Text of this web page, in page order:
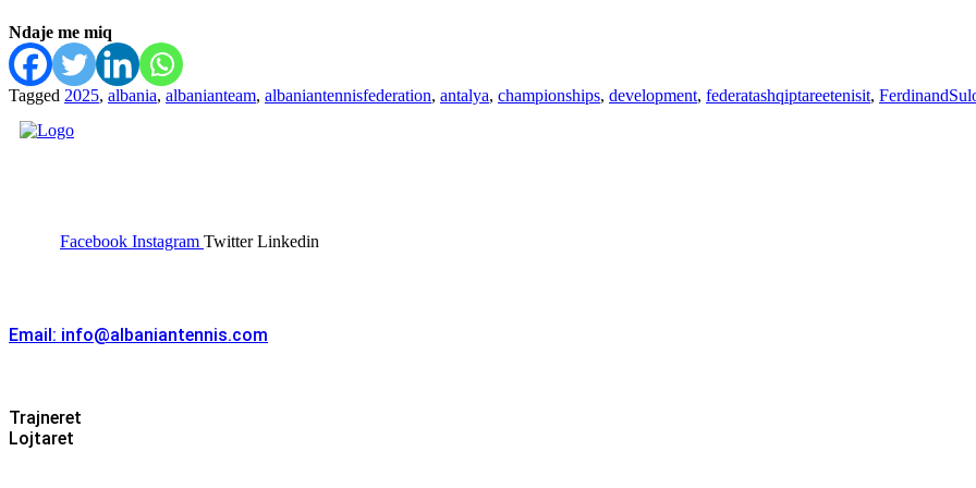
Ndaje me miq
Tagged 2025, albania, albanianteam, albaniantennisfederation, antalya, championships, development, federatashqiptareetenisit,
Facebook Instagram Twitter Linkedin
Email: info@albaniantennis.com
Trajneret
Lojtaret